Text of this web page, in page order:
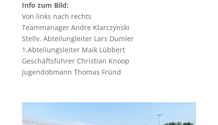
Info zum Bild:
Von links nach rechts
Teammanager Andre Klarczynski
Stellv. Abteilungleiter Lars Dumler
1.Abteilungsleiter Maik Lübbert
Geschäftsführer Christian Knoop
Jugendobmann Thomas Fründ